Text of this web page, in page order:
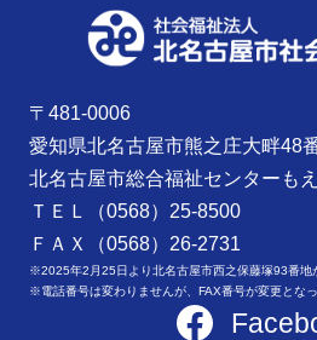
〒481-0006
愛知県北名古屋市熊之庄大畔48
北名古屋市総合福祉センターも
ＴＥＬ（0568）25-8500
ＦＡＸ（0568）26-2731
※2025年2月25日より北名古屋市西之保藤塚93番地
※電話番号は変わりませんが、FAX番号が変更とな